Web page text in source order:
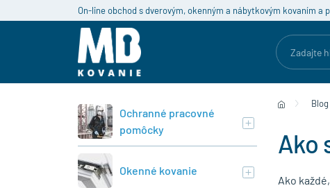
On-line obchod s dverovým, okenným a nábytkovým kovaním a
Blog
Ako
Ako
Ochranné pracovné
pomôcky
Okenné kovanie